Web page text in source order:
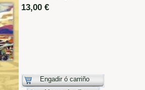
13,00 €
Engadir ó carriño